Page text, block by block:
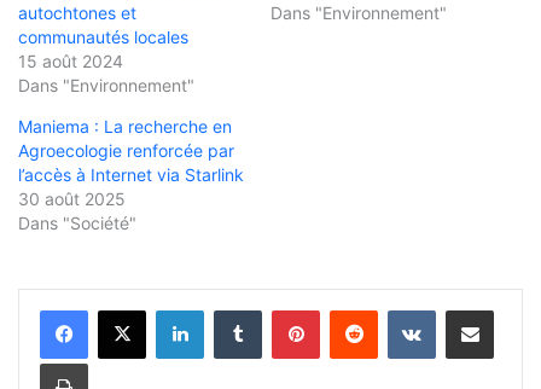
autochtones et
communautés locales
15 août 2024
Dans "Environnement"
Dans "Environnement"
Maniema : La recherche en
Agroecologie renforcée par
l’accès à Internet via Starlink
30 août 2025
Dans "Société"